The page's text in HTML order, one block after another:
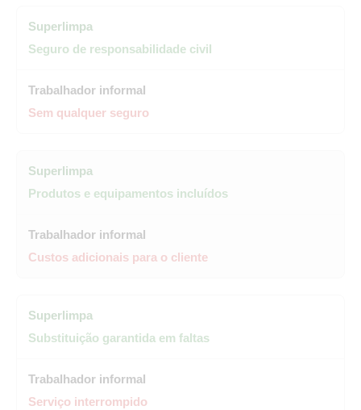
Seguro de responsabilidade civil
Sem qualquer seguro
Produtos e equipamentos incluídos
Custos adicionais para o cliente
Substituição garantida em faltas
Serviço interrompido